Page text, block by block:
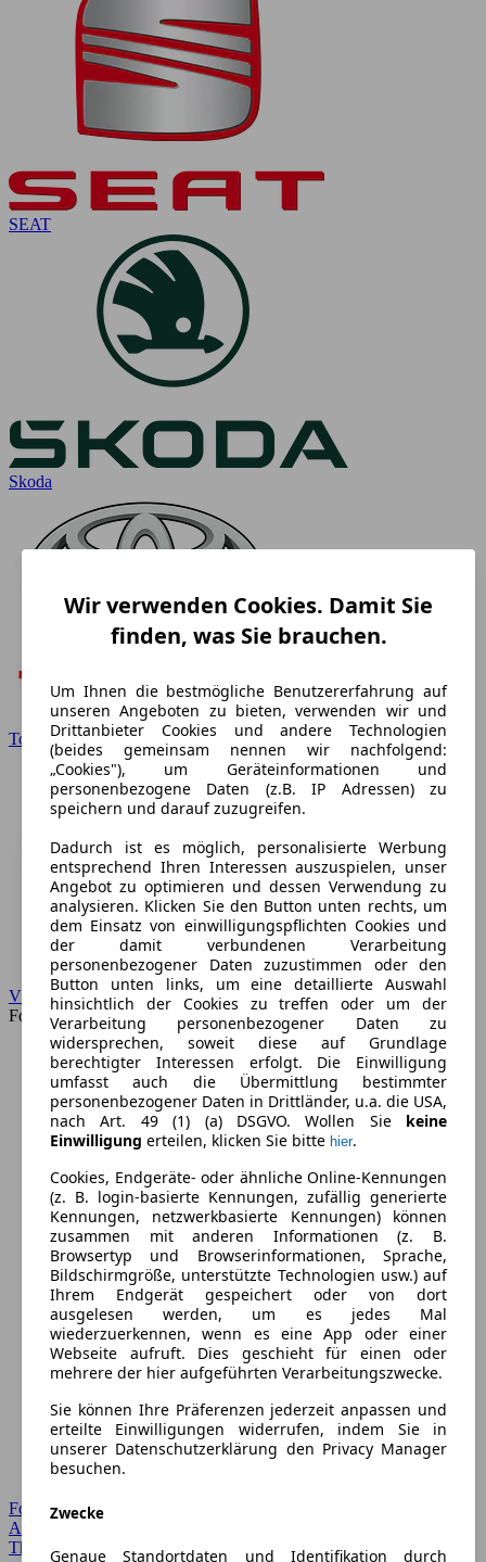
SEAT
Skoda
Toyota
VW
Forum
Forum Startseite
Alle Auto-Foren
Themen-Forum
Wir verwenden Cookies. Damit Sie
finden, was Sie brauchen.
Um Ihnen die bestmögliche Benutzererfahrung auf
unseren Angeboten zu bieten, verwenden wir und
Drittanbieter Cookies und andere Technologien
(beides gemeinsam nennen wir nachfolgend:
„Cookies"), um Geräteinformationen und
personenbezogene Daten (z.B. IP Adressen) zu
speichern und darauf zuzugreifen.
Dadurch ist es möglich, personalisierte Werbung
entsprechend Ihren Interessen auszuspielen, unser
Angebot zu optimieren und dessen Verwendung zu
analysieren. Klicken Sie den Button unten rechts, um
dem Einsatz von einwilligungspflichten Cookies und
der damit verbundenen Verarbeitung
personenbezogener Daten zuzustimmen oder den
Button unten links, um eine detaillierte Auswahl
hinsichtlich der Cookies zu treffen oder um der
Verarbeitung personenbezogener Daten zu
widersprechen, soweit diese auf Grundlage
berechtigter Interessen erfolgt. Die Einwilligung
umfasst auch die Übermittlung bestimmter
personenbezogener Daten in Drittländer, u.a. die USA,
nach Art. 49 (1) (a) DSGVO. Wollen Sie keine
Einwilligung erteilen, klicken Sie bitte hier.
Cookies, Endgeräte- oder ähnliche Online-Kennungen
(z. B. login-basierte Kennungen, zufällig generierte
Kennungen, netzwerkbasierte Kennungen) können
zusammen mit anderen Informationen (z. B.
Browsertyp und Browserinformationen, Sprache,
Bildschirmgröße, unterstützte Technologien usw.) auf
Ihrem Endgerät gespeichert oder von dort
ausgelesen werden, um es jedes Mal
wiederzuerkennen, wenn es eine App oder einer
Webseite aufruft. Dies geschieht für einen oder
mehrere der hier aufgeführten Verarbeitungszwecke.
Sie können Ihre Präferenzen jederzeit anpassen und
erteilte Einwilligungen widerrufen, indem Sie in
unserer Datenschutzerklärung den Privacy Manager
besuchen.
Zwecke
Genaue Standortdaten und Identifikation durch